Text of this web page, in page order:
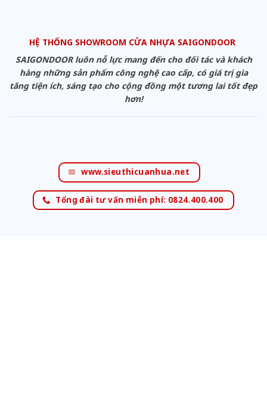
HỆ THỐNG SHOWROOM CỬA NHỰA SAIGONDOOR
SAIGONDOOR luôn nỗ lực mang đến cho đối tác và khách
hàng những sản phẩm công nghệ cao cấp, có giá trị gia
tăng tiện ích, sáng tạo cho cộng đồng một tương lai tốt đẹp
hơn!
www.sieuthicuanhua.net
Tổng đài tư vấn miễn phí: 0824.400.400